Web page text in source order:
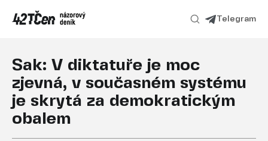
Telegram
Sak: V diktatuře je moc
zjevná, v současném systému
je skrytá za demokratickým
obalem